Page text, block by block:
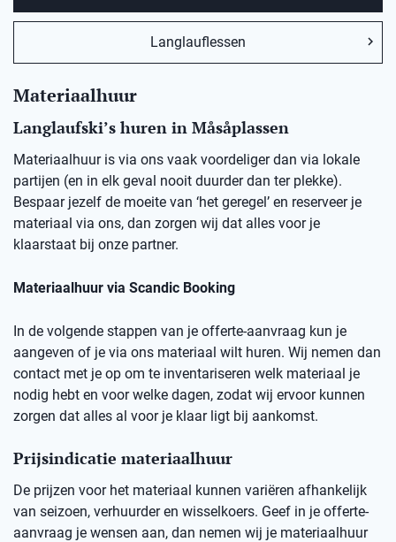
Langlauflessen
Materiaalhuur
Langlaufski’s huren in Måsåplassen
Materiaalhuur is via ons vaak voordeliger dan via lokale
partijen (en in elk geval nooit duurder dan ter plekke).
Bespaar jezelf de moeite van ‘het geregel’ en reserveer je
materiaal via ons, dan zorgen wij dat alles voor je
klaarstaat bij onze partner.
Materiaalhuur via Scandic Booking
In de volgende stappen van je offerte-aanvraag kun je
aangeven of je via ons materiaal wilt huren. Wij nemen dan
contact met je op om te inventariseren welk materiaal je
nodig hebt en voor welke dagen, zodat wij ervoor kunnen
zorgen dat alles al voor je klaar ligt bij aankomst.
Prijsindicatie materiaalhuur
De prijzen voor het materiaal kunnen variëren afhankelijk
van seizoen, verhuurder en wisselkoers. Geef in je offerte-
aanvraag je wensen aan, dan nemen wij je materiaalhuur